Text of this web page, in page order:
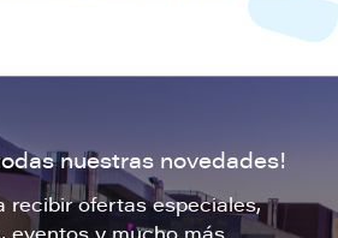
nuestras novedades!
recibir ofertas especiales,